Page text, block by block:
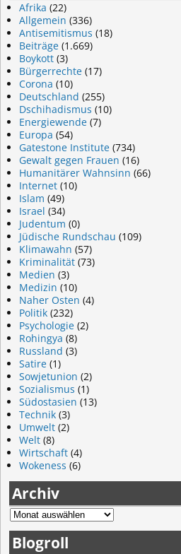
Afrika (22)
Allgemein (336)
Antisemitismus (18)
Beiträge (1.669)
Boykott (3)
Bürgerrechte (17)
Corona (10)
Deutschland (255)
Dschihadismus (10)
Energiewende (7)
Europa (54)
Gatestone Institute (734)
Gewalt gegen Frauen (16)
Humanitärer Wahnsinn (66)
Internet (10)
Islam (49)
Israel (34)
Judentum (0)
Jüdische Rundschau (109)
Klimawahn (57)
Kriminalität (73)
Medien (3)
Medizin (10)
Naher Osten (4)
Politik (232)
Psychologie (2)
Rohingya (8)
Russland (3)
Satire (1)
Sowjetunion (2)
Sozialismus (1)
Südostasien (13)
Technik (3)
Umwelt (2)
Welt (8)
Wirtschaft (4)
Wokeness (6)
Archiv
Blogroll